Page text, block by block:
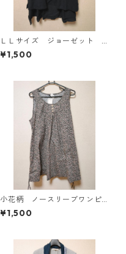
ＬＬサイズ ジョーゼット
レイヤード風プルオーバー
ブラック KAE-4785
¥1,500
小花柄 ノースリーブワンピ
ース ４Ｌ ブラック KAE-
4819
¥1,500